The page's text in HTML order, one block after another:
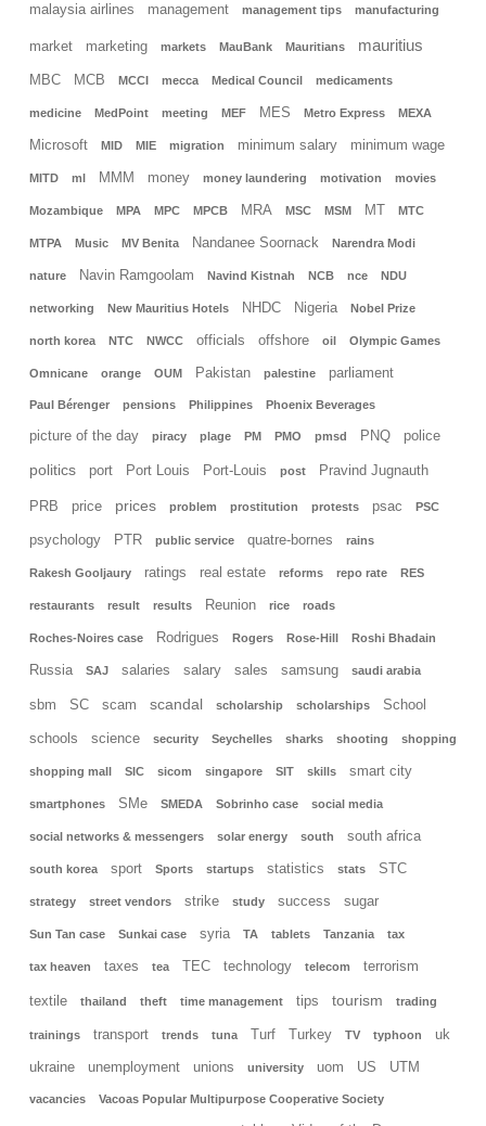
malaysia airlines management management tips manufacturing
market marketing markets MauBank Mauritians mauritius
MBC MCB MCCI mecca Medical Council medicaments
medicine MedPoint meeting MEF MES Metro Express MEXA
Microsoft MID MIE migration minimum salary minimum wage
MITD ml MMM money money laundering motivation movies
Mozambique MPA MPC MPCB MRA MSC MSM MT MTC
MTPA Music MV Benita Nandanee Soornack Narendra Modi
nature Navin Ramgoolam Navind Kistnah NCB nce NDU
networking New Mauritius Hotels NHDC Nigeria Nobel Prize
north korea NTC NWCC officials offshore oil Olympic Games
Omnicane orange OUM Pakistan palestine parliament
Paul Bérenger pensions Philippines Phoenix Beverages
picture of the day piracy plage PM PMO pmsd PNQ police
politics port Port Louis Port-Louis post Pravind Jugnauth
PRB price prices problem prostitution protests psac PSC
psychology PTR public service quatre-bornes rains
Rakesh Gooljaury ratings real estate reforms repo rate RES
restaurants result results Reunion rice roads
Roches-Noires case Rodrigues Rogers Rose-Hill Roshi Bhadain
Russia SAJ salaries salary sales samsung saudi arabia
sbm SC scam scandal scholarship scholarships School
schools science security Seychelles sharks shooting shopping
shopping mall SIC sicom singapore SIT skills smart city
smartphones SMe SMEDA Sobrinho case social media
social networks & messengers solar energy south south africa
south korea sport Sports startups statistics stats STC
strategy street vendors strike study success sugar
Sun Tan case Sunkai case syria TA tablets Tanzania tax
tax heaven taxes tea TEC technology telecom terrorism
textile thailand theft time management tips tourism trading
trainings transport trends tuna Turf Turkey TV typhoon uk
ukraine unemployment unions university uom US UTM
vacancies Vacoas Popular Multipurpose Cooperative Society